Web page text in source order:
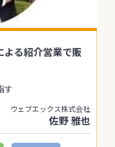
る紹介営業で販
す
ウェブエックス株式会社
佐野 雅也